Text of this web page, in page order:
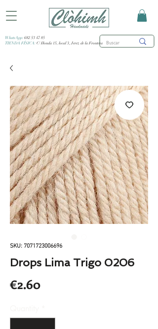
WhatsApp: 682 53 47 85
TIENDA FÍSICA: C/ Honda 15, local 3, Jerez de la Frontera
SKU: 7071723006696
Drops Lima Trigo 0206
€2.60Price